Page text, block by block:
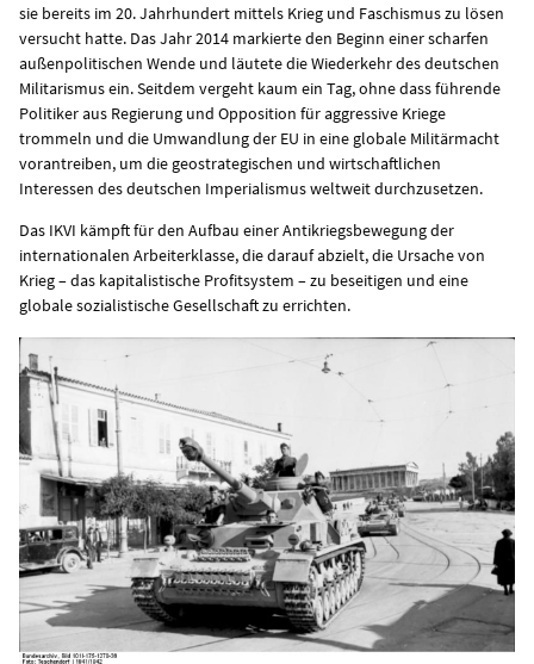
sie bereits im 20. Jahrhundert mittels Krieg und Faschismus zu lösen
versucht hatte. Das Jahr 2014 markierte den Beginn einer scharfen
außenpolitischen Wende und läutete die Wiederkehr des deutschen
Militarismus ein. Seitdem vergeht kaum ein Tag, ohne dass führende
Politiker aus Regierung und Opposition für aggressive Kriege
trommeln und die Umwandlung der EU in eine globale Militärmacht
vorantreiben, um die geostrategischen und wirtschaftlichen
Interessen des deutschen Imperialismus weltweit durchzusetzen.
Das IKVI kämpft für den Aufbau einer Antikriegsbewegung der
internationalen Arbeiterklasse, die darauf abzielt, die Ursache von
Krieg – das kapitalistische Profitsystem – zu beseitigen und eine
globale sozialistische Gesellschaft zu errichten.